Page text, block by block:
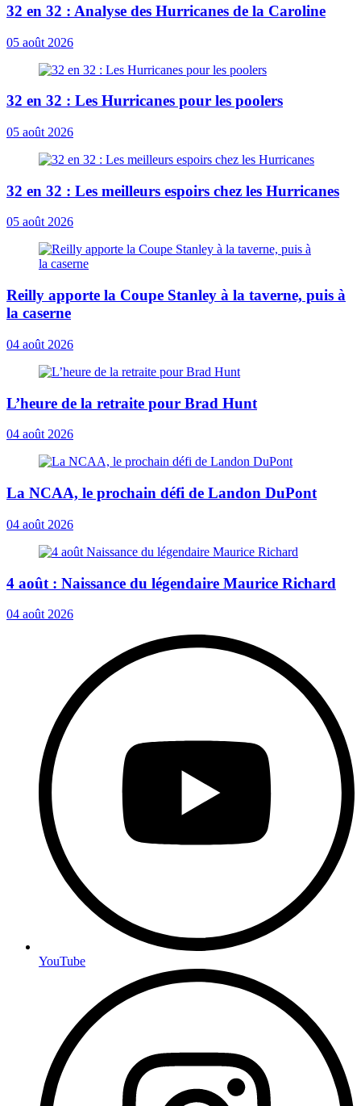
32 en 32 : Analyse des Hurricanes de la Caroline
05 août 2026
32 en 32 : Les Hurricanes pour les poolers
05 août 2026
32 en 32 : Les meilleurs espoirs chez les Hurricanes
05 août 2026
Reilly apporte la Coupe Stanley à la taverne, puis à
la caserne
04 août 2026
L’heure de la retraite pour Brad Hunt
04 août 2026
La NCAA, le prochain défi de Landon DuPont
04 août 2026
4 août : Naissance du légendaire Maurice Richard
04 août 2026
YouTube